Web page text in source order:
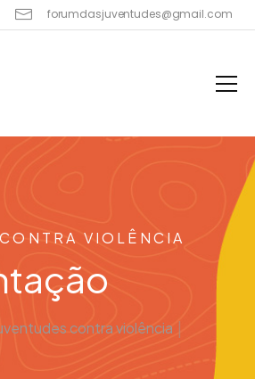
forumdasjuventudes@gmail.com
VIOLÊNCIA
contra violência